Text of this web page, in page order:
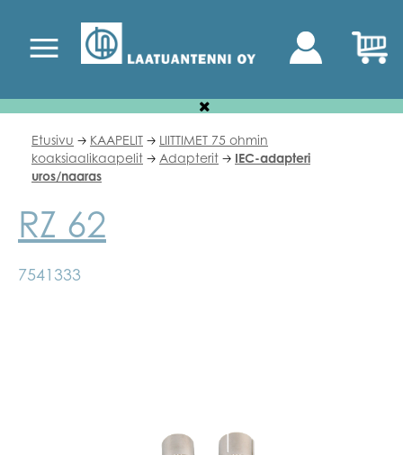
Etusivu 🡢 KAAPELIT 🡢 LIITTIMET 75 ohmin
koaksiaalikaapelit 🡢 Adapterit 🡢 IEC-adapteri
uros/naaras
RZ 62
7541333